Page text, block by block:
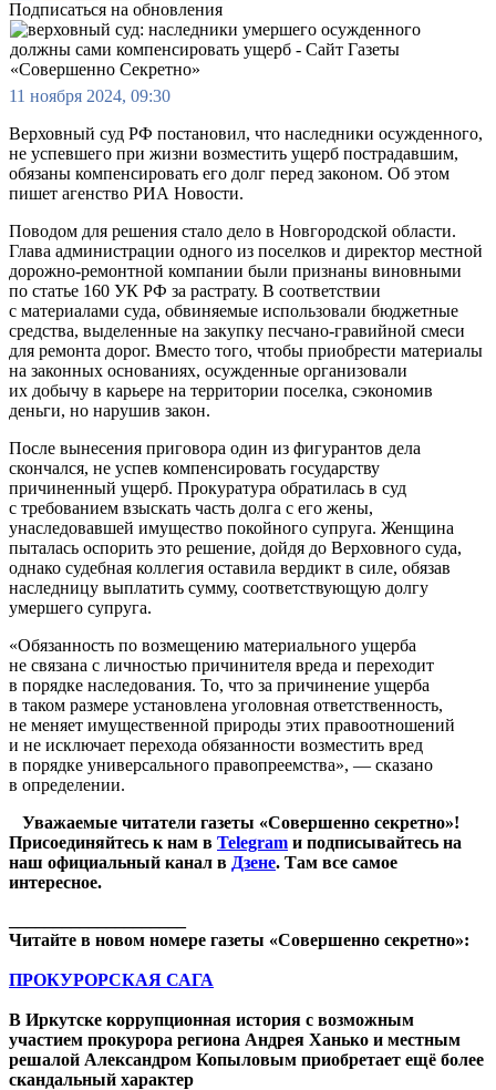
Подписаться на обновления
11 ноября 2024, 09:30
Верховный суд РФ постановил, что наследники осужденного,
не успевшего при жизни возместить ущерб пострадавшим,
обязаны компенсировать его долг перед законом. Об этом
пишет агенство РИА Новости.
Поводом для решения стало дело в Новгородской области.
Глава администрации одного из поселков и директор местной
дорожно-ремонтной компании были признаны виновными
по статье 160 УК РФ за растрату. В соответствии
с материалами суда, обвиняемые использовали бюджетные
средства, выделенные на закупку песчано-гравийной смеси
для ремонта дорог. Вместо того, чтобы приобрести материалы
на законных основаниях, осужденные организовали
их добычу в карьере на территории поселка, сэкономив
деньги, но нарушив закон.
После вынесения приговора один из фигурантов дела
скончался, не успев компенсировать государству
причиненный ущерб. Прокуратура обратилась в суд
с требованием взыскать часть долга с его жены,
унаследовавшей имущество покойного супруга. Женщина
пыталась оспорить это решение, дойдя до Верховного суда,
однако судебная коллегия оставила вердикт в силе, обязав
наследницу выплатить сумму, соответствующую долгу
умершего супруга.
«Обязанность по возмещению материального ущерба
не связана с личностью причинителя вреда и переходит
в порядке наследования. То, что за причинение ущерба
в таком размере установлена уголовная ответственность,
не меняет имущественной природы этих правоотношений
и не исключает перехода обязанности возместить вред
в порядке универсального правопреемства», — сказано
в определении.
Уважаемые читатели газеты «Совершенно секретно»!
Присоединяйтесь к нам в Telegram и подписывайтесь на
наш официальный канал в Дзене. Там все самое
интересное.
Читайте в новом номере газеты «Совершенно секретно»:
ПРОКУРОРСКАЯ САГА
В Иркутске коррупционная история с возможным
участием прокурора региона Андрея Ханько и местным
решалой Александром Копыловым приобретает ещё более
скандальный характер